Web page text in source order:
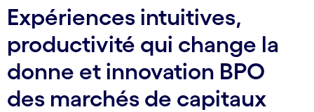
Expériences intuitives,
productivité qui change la
donne et innovation BPO
des marchés de capitaux